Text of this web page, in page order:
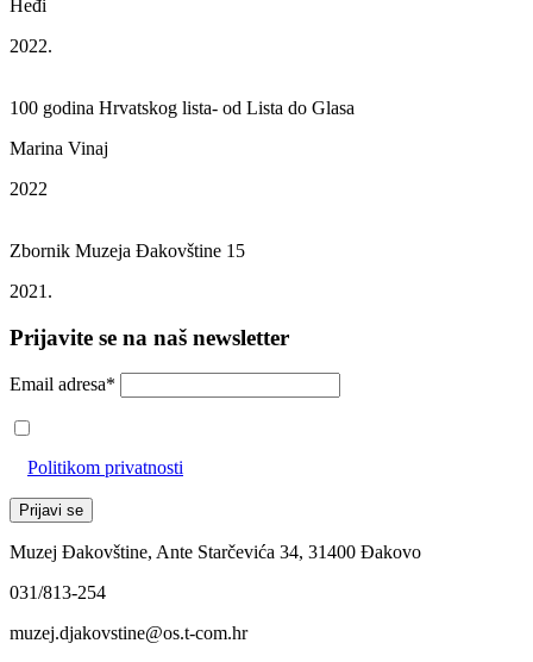
Heđi
2022.
100 godina Hrvatskog lista- od Lista do Glasa
Marina Vinaj
2022
Zbornik Muzeja Đakovštine 15
2021.
Prijavite se na naš newsletter
Email adresa*
Politikom privatnosti
Muzej Đakovštine, Ante Starčevića 34, 31400 Đakovo
031/813-254
muzej.djakovstine@os.t-com.hr